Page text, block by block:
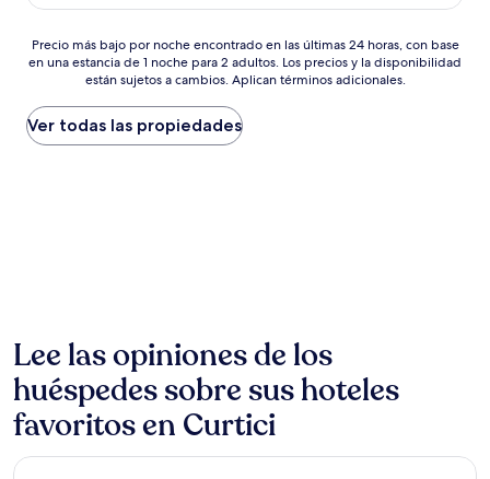
es
$90
Precio
más
por
noche
encontrado
estancia
de
noche
para
2
adultos.
Precio más bajo por noche encontrado en las últimas 24 horas, con base
en una estancia de 1 noche para 2 adultos. Los precios y la disponibilidad
están sujetos a cambios. Aplican términos adicionales.
Ver todas las propiedades
Lee las opiniones de los
huéspedes sobre sus hoteles
favoritos en Curtici
Best Western Central Hotel